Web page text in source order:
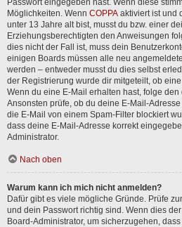
Passwort eingegeben hast. Wenn diese
Möglichkeiten. Wenn COPPA aktiviert ist und
unter 13 Jahre alt bist, musst du bzw. einer
Erziehungsberechtigten den Anweisungen
dies nicht der Fall ist, muss dein
einigen Boards müssen alle neu
werden – entweder musst du dies selbst
der Registrierung wurde dir mitgeteilt, ob
Wenn du eine E-Mail erhalten hast, folge
Ansonsten prüfe, ob du deine E-Mail-
die E-Mail von einem Spam-Filter blockiert
dass deine E-Mail-Adresse korrekt
Administrator.
Nach oben
Warum kann ich mich nicht anmelden?
Dafür gibt es viele mögliche Gründe. Prüfe
und dein Passwort richtig sind. Wenn dies
Board-Administrator, um sicherzugehen,